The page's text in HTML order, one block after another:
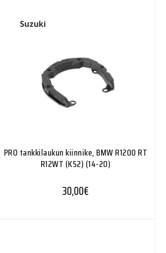
Suzuki
PRO tankkilaukun kiinnike, BMW R1200 RT
R12WT (K52) (14-20)
30,00€